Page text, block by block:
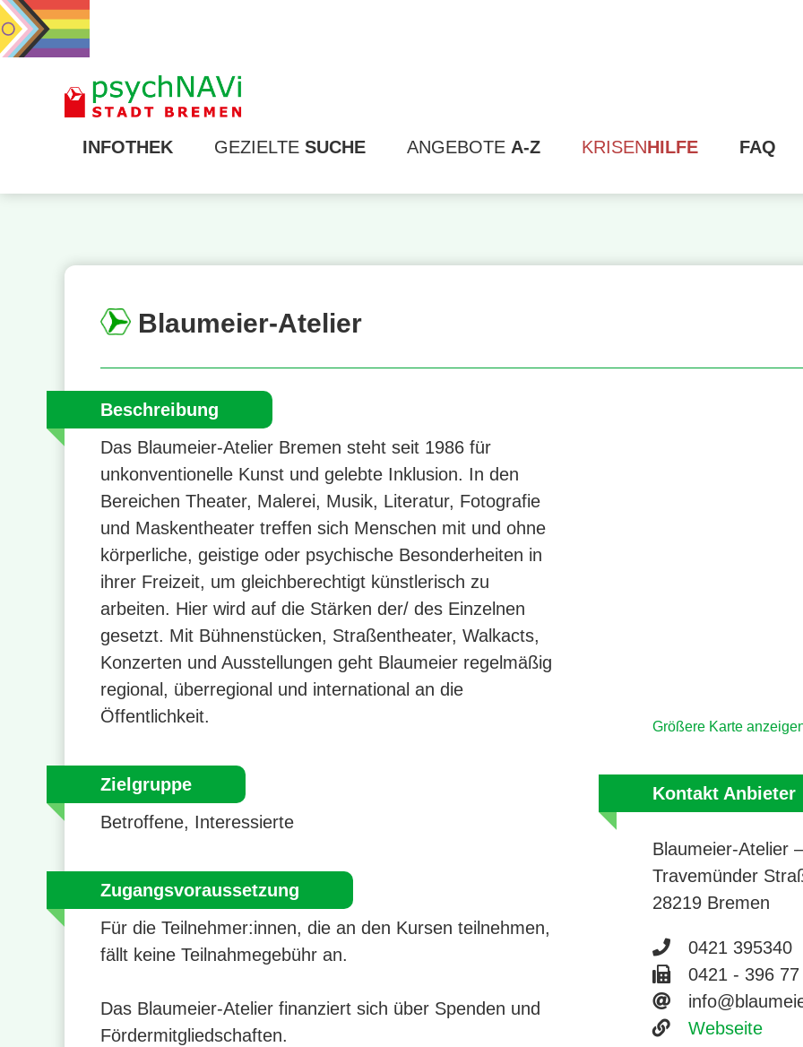
INFOTHEK GEZIELTE SUCHE ANGEBOTE A-Z KRISENHILFE FAQ
Blaumeier-Atelier
Beschreibung
Das Blaumeier-Atelier Bremen steht seit 1986 für
unkonventionelle Kunst und gelebte Inklusion. In den
Bereichen Theater, Malerei, Musik, Literatur, Fotografie
und Maskentheater treffen sich Menschen mit und ohne
körperliche, geistige oder psychische Besonderheiten in
ihrer Freizeit, um gleichberechtigt künstlerisch zu
arbeiten. Hier wird auf die Stärken der/ des Einzelnen
gesetzt. Mit Bühnenstücken, Straßentheater, Walkacts,
Konzerten und Ausstellungen geht Blaumeier regelmäßig
regional, überregional und international an die
Öffentlichkeit.
Zielgruppe
Betroffene, Interessierte
Zugangsvoraussetzung
Für die Teilnehmer:innen, die an den Kursen teilnehmen,
fällt keine Teilnahmegebühr an.
Das Blaumeier-Atelier finanziert sich über Spenden und
Fördermitgliedschaften.
Größere Karte
Kontakt Anbieter
Blaumeier-Atelier
Travemünder
28219 Bremen
0421 395340
Faxnummer
0421 - 396
E-Mail-
Website
Webseite